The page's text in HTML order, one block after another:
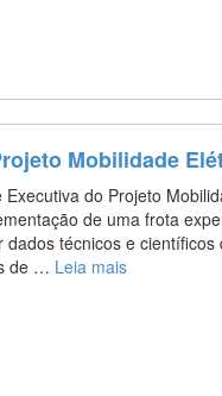
Mobilidade
do Projeto
de uma frota
dados técnicos e
de … Leia mais